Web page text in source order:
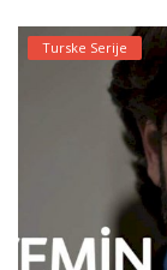
Turske Serije